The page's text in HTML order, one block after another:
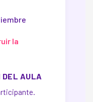
la
DEL AULA